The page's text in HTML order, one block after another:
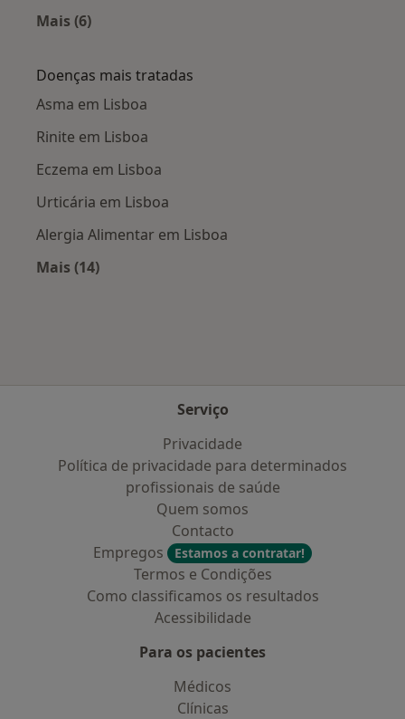
Mais (6)
Doenças mais tratadas
Asma em Lisboa
Rinite em Lisboa
Eczema em Lisboa
Urticária em Lisboa
Alergia Alimentar em Lisboa
Mais (14)
Serviço
Privacidade
Política de privacidade para determinados
profissionais de saúde
Quem somos
Contacto
Empregos
Estamos a contratar!
Termos e Condições
Como classificamos os resultados
Acessibilidade
Para os pacientes
Médicos
Clínicas